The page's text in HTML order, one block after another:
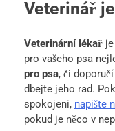
Veterinář
Veterinární lékař
pro vašeho psa
pro psa, či
dbejte jeho rad.
spokojeni, napište
pokud je něco v